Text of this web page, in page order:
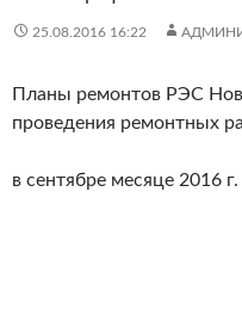
25.08.2016 16:22
Планы ремонтов РЭС
проведения ремонтных
в сентябре месяце 2016 г.